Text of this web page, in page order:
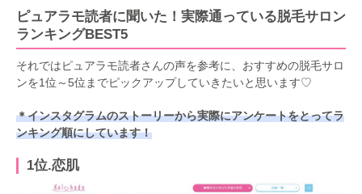
ピュアラモ読者に聞いた！実際通っている脱毛サロン
ランキングBEST5
それではピュアラモ読者さんの声を参考に、おすすめの脱毛サロ
ンを1位～5位までピックアップしていきたいと思います♡
＊インスタグラムのストーリーから実際にアンケートをとってラ
ンキング順にしています！
1位.恋肌